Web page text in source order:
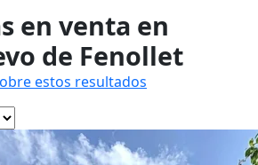
en venta en
de Fenollet
estos resultados